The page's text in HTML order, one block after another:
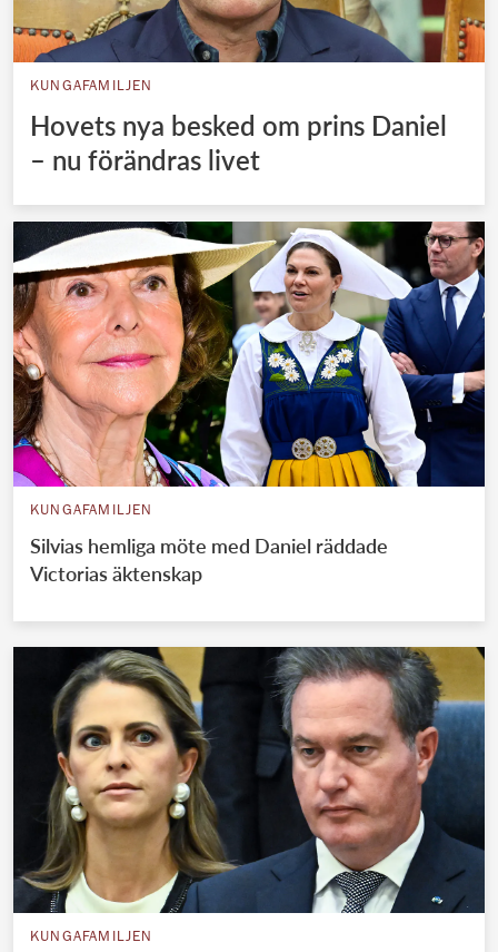
KUNGAFAMILJEN
Hovets nya besked om prins Daniel
– nu förändras livet
KUNGAFAMILJEN
Silvias hemliga möte med Daniel räddade
Victorias äktenskap
KUNGAFAMILJEN